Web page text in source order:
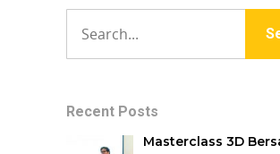
Recent Posts
Masterclass 3D